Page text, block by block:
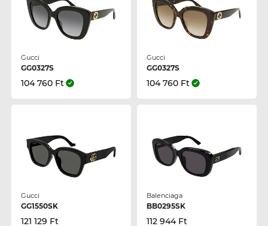
Gucci
GG0327S
104 760 Ft
Gucci
GG0327S
104 760 Ft
Gucci
GG1550SK
121 129 Ft
Balenciaga
BB0295SK
112 944 Ft